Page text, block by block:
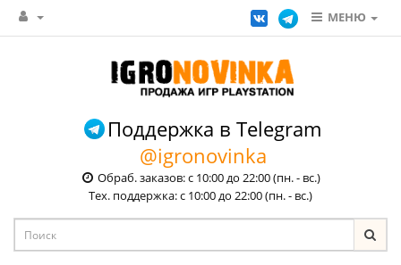
МЕНЮ
Поддержка в Telegram
@igronovinka
Обраб. заказов: с 10:00 до 22:00 (пн. - вс.)
Тех. поддержка: с 10:00 до 22:00 (пн. - вс.)